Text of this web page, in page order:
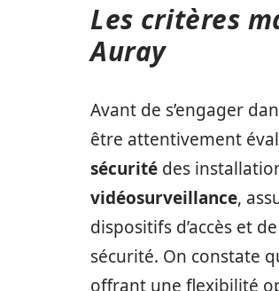
Les critères
Auray
Avant de s’engager
être attentivement
sécurité des
vidéosurveillance,
dispositifs d’accès et
sécurité. On constate
offrant une flexibilité